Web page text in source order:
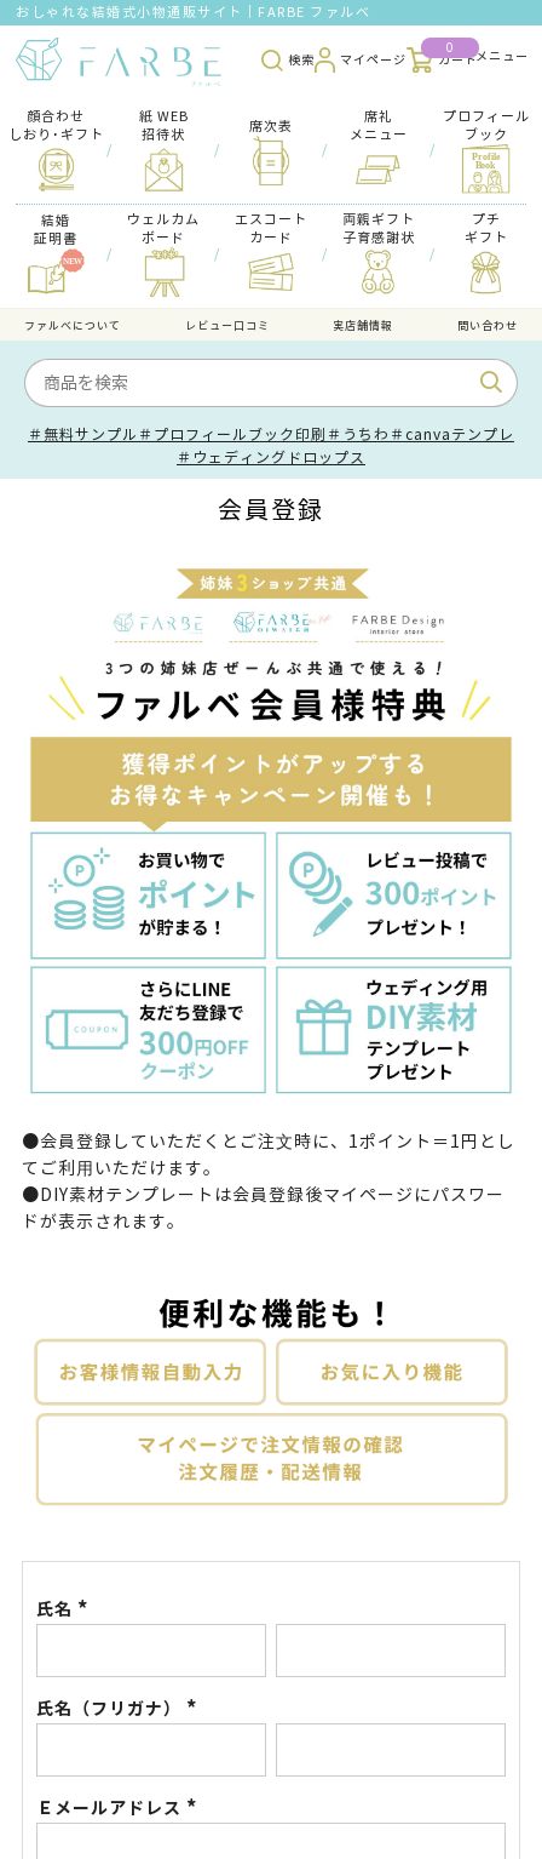
おしゃれな結婚式小物通販サイト｜FARBE ファルベ
検索 マイページ
0
カート
顔合わせ
しおり･ギフト
/
紙 WEB
招待状
/
席次表
/
席礼
メニュー
/
プロフィール
ブック
結婚
証明書
/
ウェルカム
ボード
/
エスコート
カード
/
両親ギフト
子育感謝状
/
プチ
ギフト
ファルべについて レビュー口コミ 実店舗情報 問い合わせ
＃無料サンプル ＃プロフィールブック印刷 ＃うちわ ＃canvaテンプレ
＃ウェディングドロップス
会員登録
●会員登録していただくとご注⽂時に、1ポイント＝1円とし
てご利⽤いただけます。
●DIY素材テンプレートは会員登録後マイページ にパスワー
ドが表示されます。
氏名
氏名（フリガナ）
Ｅメールアドレス